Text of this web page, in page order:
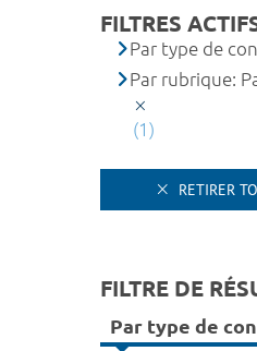
FILTRES
Par type de
Par rubrique:
(1)
RETIRER
FILTRE DE
Par type de